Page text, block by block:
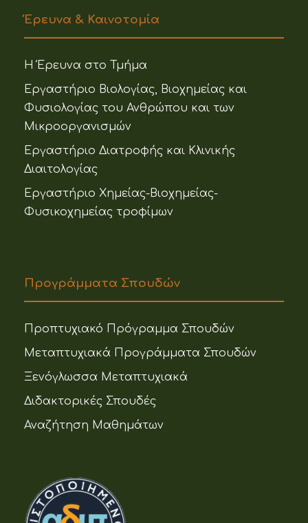
Έρευνα & Καινοτομία
Η Έρευνα στο Τμήμα
Εργαστήριο Βιολογίας, Βιοχημείας και
Φυσιολογίας του Ανθρώπου και των
Μικροοργανισμών
Εργαστήριο Διατροφής και Κλινικής
Διαιτολογίας
Εργαστήριο Χημείας-Βιοχημείας-
Φυσικοχημείας τροφίμων
Προγράμματα Σπουδών
Προπτυχιακό Πρόγραμμα Σπουδών
Μεταπτυχιακά Προγράμματα Σπουδών
Ξενόγλωσσα Μεταπτυχιακά
Διδακτορικές Σπουδές
Αναζήτηση Μαθημάτων